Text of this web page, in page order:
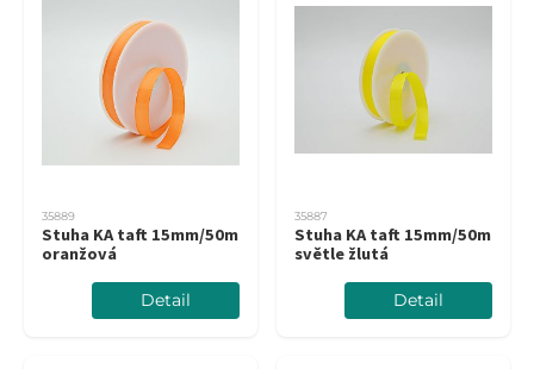
35889
Stuha KA taft 15mm/50m
oranžová
Detail
35887
Stuha KA taft 15mm/50m
světle žlutá
Detail